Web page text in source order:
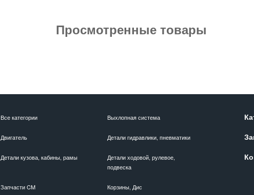
Просмотренные товары
Все категории Выхлопная система
Двигатель Детали гидравлики, пневматики
Детали кузова, кабины, рамы
Детали ходовой, рулевое,
подвеска
Запчасти CM Корзины, Дис